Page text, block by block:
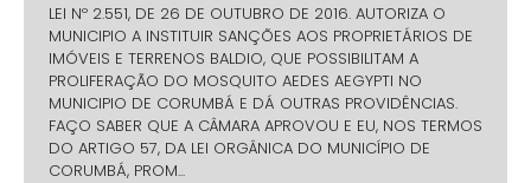
LEI Nº 2.551, DE 26 DE OUTUBRO DE 2016. AUTORIZA O
MUNICIPIO A INSTITUIR SANÇÕES AOS PROPRIETÁRIOS DE
IMÓVEIS E TERRENOS BALDIO, QUE POSSIBILITAM A
PROLIFERAÇÃO DO MOSQUITO AEDES AEGYPTI NO
MUNICIPIO DE CORUMBÁ E DÁ OUTRAS PROVIDÊNCIAS.
FAÇO SABER QUE A CÂMARA APROVOU E EU, NOS TERMOS
DO ARTIGO 57, DA LEI ORGÂNICA DO MUNICÍPIO DE
CORUMBÁ, PROM...